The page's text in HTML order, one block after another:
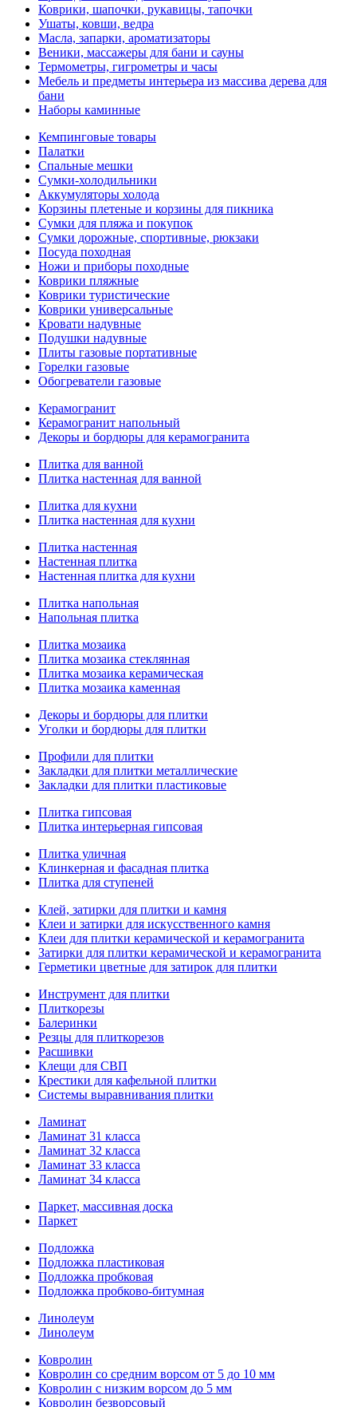
Коврики, шапочки, рукавицы, тапочки
Ушаты, ковши, ведра
Масла, запарки, ароматизаторы
Веники, массажеры для бани и сауны
Термометры, гигрометры и часы
Мебель и предметы интерьера из массива дерева для
бани
Наборы каминные
Кемпинговые товары
Палатки
Спальные мешки
Сумки-холодильники
Аккумуляторы холода
Корзины плетеные и корзины для пикника
Сумки для пляжа и покупок
Сумки дорожные, спортивные, рюкзаки
Посуда походная
Ножи и приборы походные
Коврики пляжные
Коврики туристические
Коврики универсальные
Кровати надувные
Подушки надувные
Плиты газовые портативные
Горелки газовые
Обогреватели газовые
Керамогранит
Керамогранит напольный
Декоры и бордюры для керамогранита
Плитка для ванной
Плитка настенная для ванной
Плитка для кухни
Плитка настенная для кухни
Плитка настенная
Настенная плитка
Настенная плитка для кухни
Плитка напольная
Напольная плитка
Плитка мозаика
Плитка мозаика стеклянная
Плитка мозаика керамическая
Плитка мозаика каменная
Декоры и бордюры для плитки
Уголки и бордюры для плитки
Профили для плитки
Закладки для плитки металлические
Закладки для плитки пластиковые
Плитка гипсовая
Плитка интерьерная гипсовая
Плитка уличная
Клинкерная и фасадная плитка
Плитка для ступеней
Клей, затирки для плитки и камня
Клеи и затирки для искусственного камня
Клеи для плитки керамической и керамогранита
Затирки для плитки керамической и керамогранита
Герметики цветные для затирок для плитки
Инструмент для плитки
Плиткорезы
Балеринки
Резцы для плиткорезов
Расшивки
Клещи для СВП
Крестики для кафельной плитки
Системы выравнивания плитки
Ламинат
Ламинат 31 класса
Ламинат 32 класса
Ламинат 33 класса
Ламинат 34 класса
Паркет, массивная доска
Паркет
Подложка
Подложка пластиковая
Подложка пробковая
Подложка пробково-битумная
Линолеум
Линолеум
Ковролин
Ковролин со средним ворсом от 5 до 10 мм
Ковролин с низким ворсом до 5 мм
Ковролин безворсовый